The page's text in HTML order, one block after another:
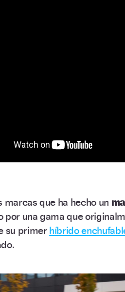
marcas que ha hecho un
por una gama que
su primer híbrido